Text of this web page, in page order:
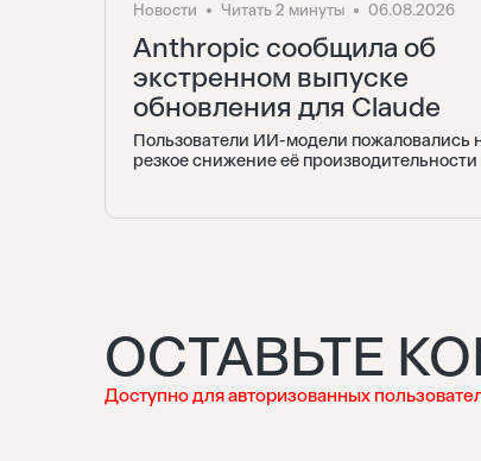
Новости Читать 2 минуты 06.08.2026
Anthropic сообщила об
экстренном выпуске
обновления для Claude
Пользователи ИИ-модели пожаловались
резкое снижение её производительности
ОСТАВЬТЕ
Доступно для авторизованных